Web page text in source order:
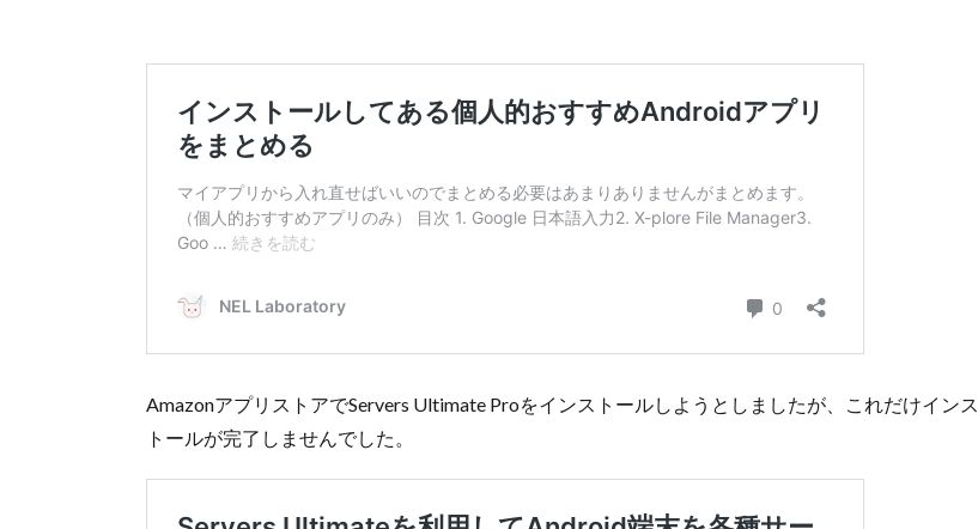
AmazonアプリストアでServers Ultimate Proをインストールしようとしましたが、これだけインス
トールが完了しませんでした。